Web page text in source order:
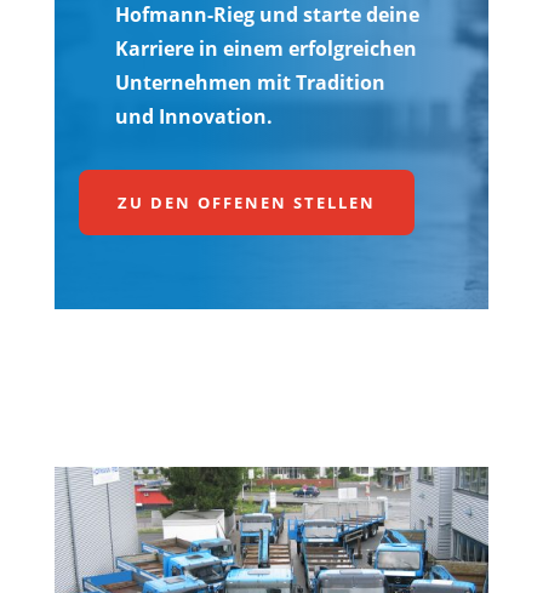
Hofmann-Rieg und starte deine
Karriere in einem erfolgreichen
Unternehmen mit Tradition
und Innovation.
ZU DEN OFFENEN STELLEN